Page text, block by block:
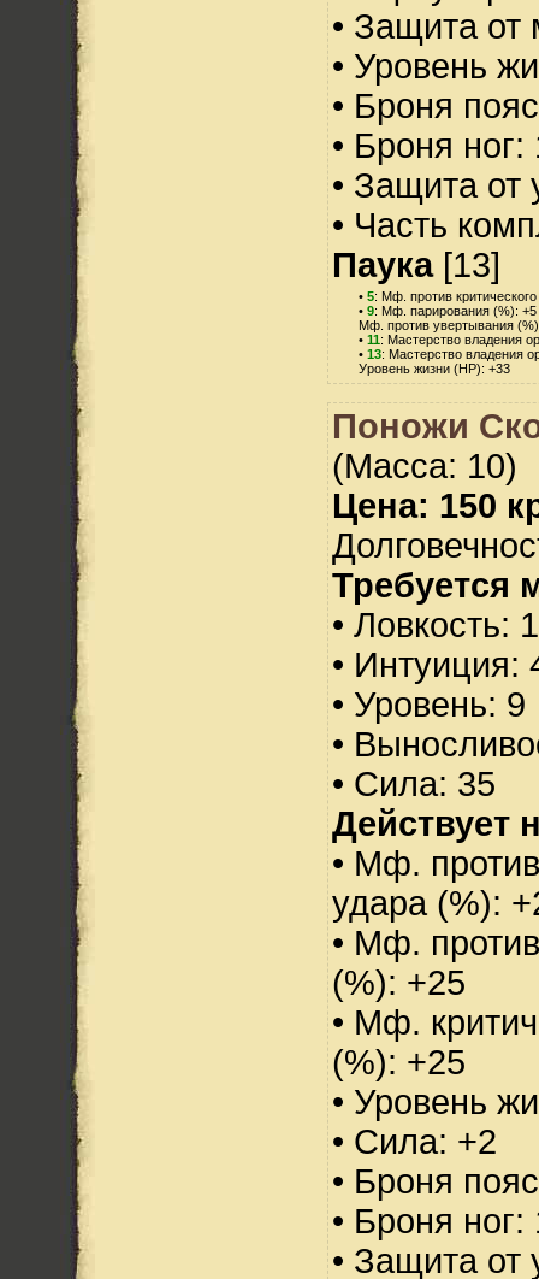
• Защита от
• Уровень
• Броня
• Броня
• Защита от
• Часть
Паука[13]
• 5: Мф. против
• 9: Мф. парирования (%): +5
Мф. против увертывания
• 11: Мастерство владения
• 13: Мастерство владения
Уровень жизни (HP): +33
Поножи
(Масса: 10)
Цена: 150
Требуется
• Ловкость:
• Интуиция:
• Уровень: 9
•
• Сила: 35
Действует
• Мф.
удара (%):
• Мф.
(%): +25
• Мф.
(%): +25
• Уровень
• Сила: +2
• Броня
• Броня
• Защита от